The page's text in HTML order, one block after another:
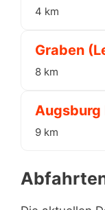
4 km
Graben
8 km
Augsburg
9 km